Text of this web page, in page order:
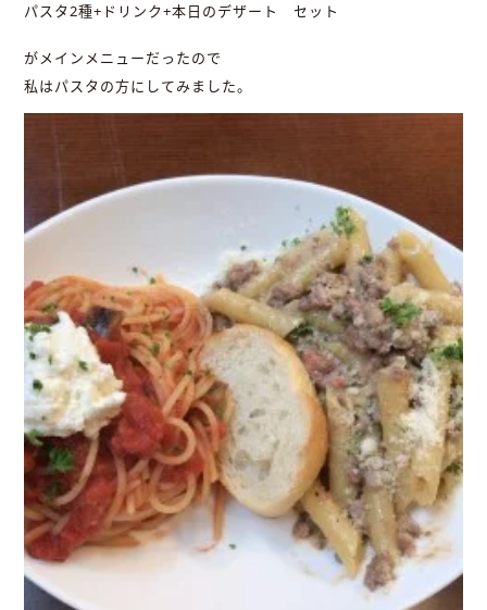
パスタ2種+ドリンク+本日のデザート セット
がメインメニューだったので
私はパスタの方にしてみました。